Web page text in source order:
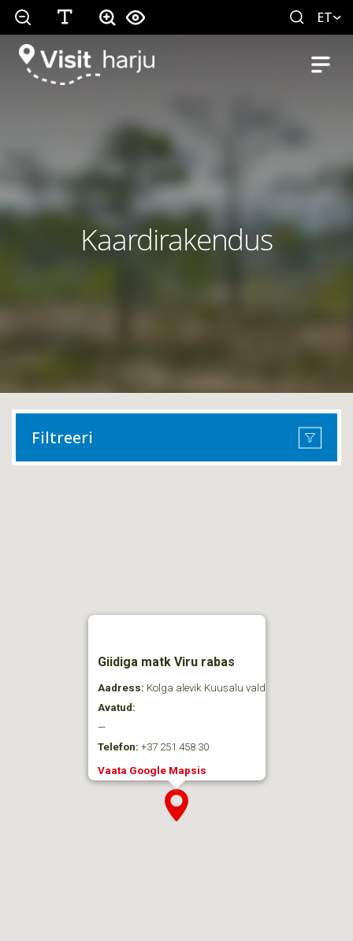
ET
Kaardirakendus
Filtreeri
Giidiga matk Viru rabas
Aadress: Kolga alevik Kuusalu vald
Avatud:
—
Telefon: +37 251 458 30
Vaata Google Mapsis